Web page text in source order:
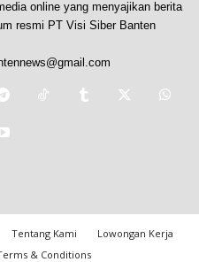
online yang menyajikan berita
resmi PT Visi Siber Banten
Tentang Kami
Lowongan Kerja
& Conditions